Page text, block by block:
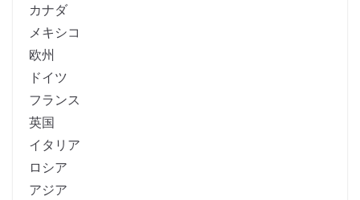
カナダ
メキシコ
欧州
ドイツ
フランス
英国
イタリア
ロシア
アジア